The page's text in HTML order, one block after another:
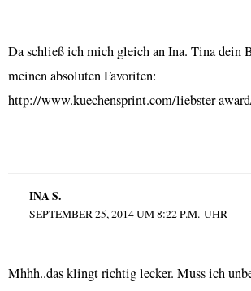
Da schließ ich mich gleich an Ina. Tina dein
meinen absoluten Favoriten:
http://www.kuechensprint.com/liebster-
INA S.
SEPTEMBER 25, 2014 UM 8:22 P.M. UHR
Mhhh..das klingt richtig lecker. Muss ich